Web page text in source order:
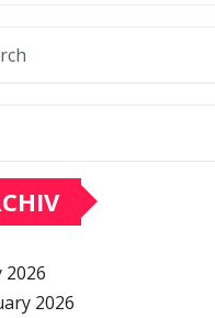
2026
2026